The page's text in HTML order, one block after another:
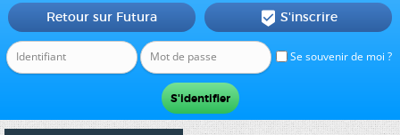
Se souvenir de moi ?
Retour sur Futura  S'inscrire